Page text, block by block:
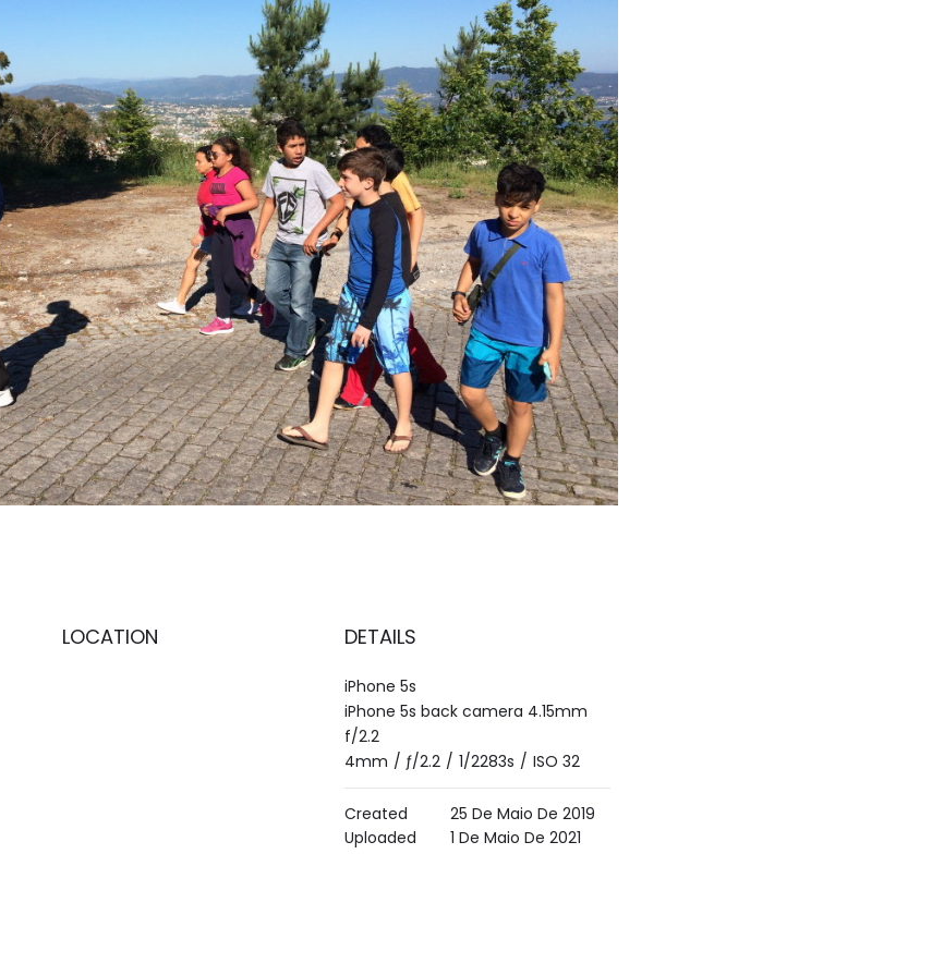
LOCATION DETAILS
iPhone 5s
iPhone 5s back camera 4.15mm
f/2.2
4mm / ƒ/2.2 / 1/2283s / ISO 32
Created
25 De Maio De 2019
Uploaded
1 De Maio De 2021